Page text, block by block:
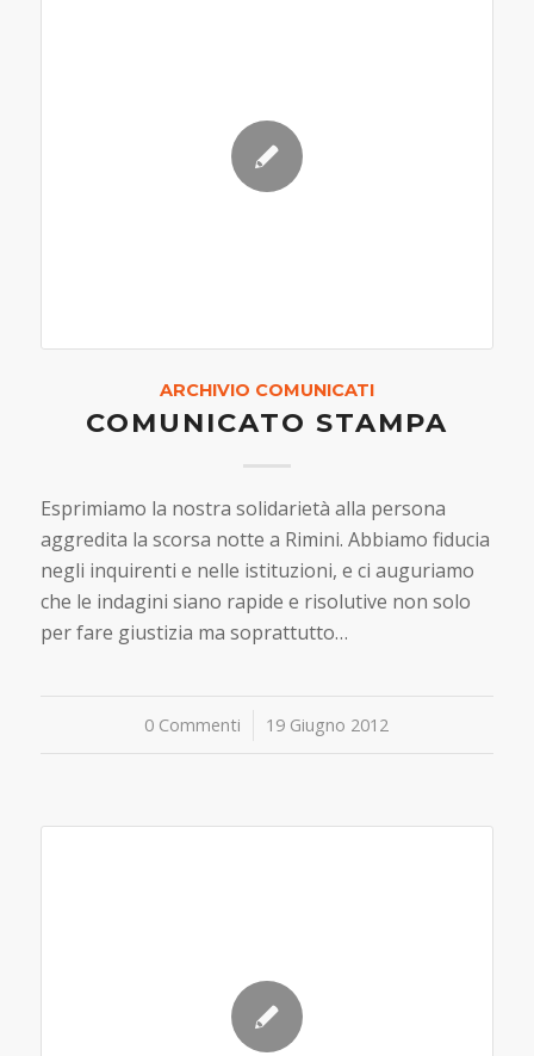
ARCHIVIO COMUNICATI
COMUNICATO STAMPA
Esprimiamo la nostra solidarietà alla persona
aggredita la scorsa notte a Rimini. Abbiamo fiducia
negli inquirenti e nelle istituzioni, e ci auguriamo
che le indagini siano rapide e risolutive non solo
per fare giustizia ma soprattutto…
0 Commenti
/ 19 Giugno 2012